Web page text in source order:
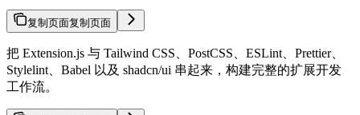
复制页面复制页面
把 Extension.js 与 Tailwind CSS、PostCSS、ESLint、Prettier、
Stylelint、Babel 以及 shadcn/ui 串起来，构建完整的扩展开发
工作流。